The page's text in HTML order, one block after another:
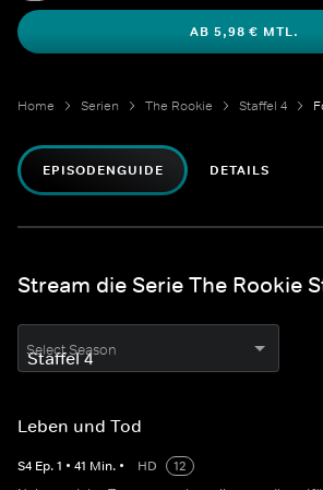
AB 5,98 € MTL.
Home Serien The Rookie Staffel 4
EPISODENGUIDE DETAILS
Stream die Serie The Rookie
Select Season
Leben und Tod
S4 Ep.1 • 41 Min. • HD
12